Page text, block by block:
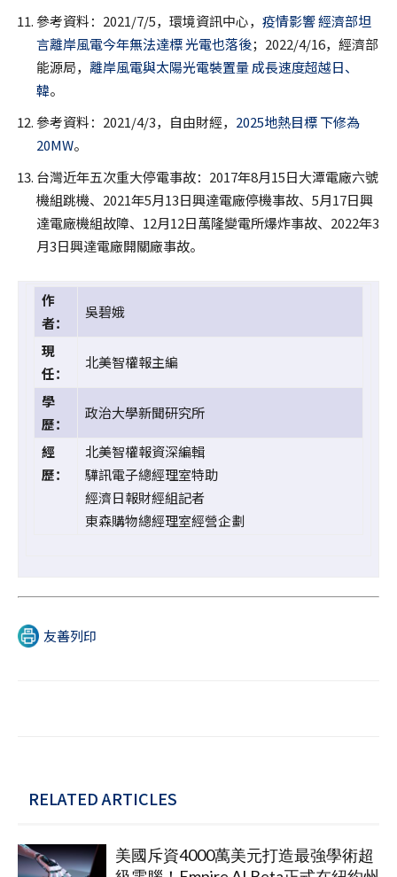
參考資料：2021/7/5，環境資訊中心， 疫情影響 經濟部坦
言離岸風電今年無法達標 光電也落後；2022/4/16，經濟部
能源局， 離岸風電與太陽光電裝置量 成長速度超越日、
韓。
參考資料：2021/4/3，自由財經， 2025地熱目標 下修為
20MW。
台灣近年五次重大停電事故：2017年8月15日大潭電廠六號
機組跳機、2021年5月13日興達電廠停機事故、5月17日興
達電廠機組故障、12月12日萬隆變電所爆炸事故、2022年3
月3日興達電廠開關廠事故。
作
者：
吳碧娥
現
任：
北美智權報主編
學
歷：
政治大學新聞研究所
經
歷：
北美智權報資深編輯
驊訊電子總經理室特助
經濟日報財經組記者
東森購物總經理室經營企劃
友善列印
RELATED ARTICLES
美國斥資4000萬美元打造最強學術超